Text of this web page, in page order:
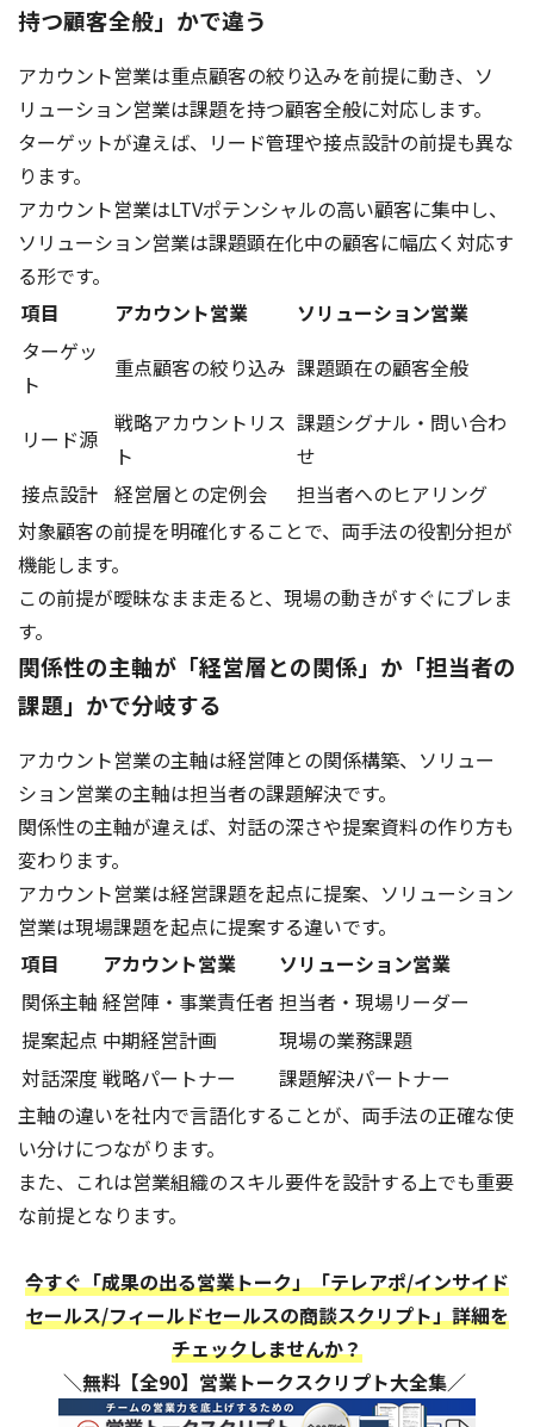
持つ顧客全般」かで違う
アカウント営業は重点顧客の絞り込みを前提に動き、ソ
リューション営業は課題を持つ顧客全般に対応します。
ターゲットが違えば、リード管理や接点設計の前提も異な
ります。
アカウント営業はLTVポテンシャルの高い顧客に集中し、
ソリューション営業は課題顕在化中の顧客に幅広く対応す
る形です。
項目
アカウント営業
ソリューション営業
ターゲッ
ト
重点顧客の絞り込み 課題顕在の顧客全般
リード源
戦略アカウントリス
ト
課題シグナル・問い合わ
せ
接点設計 経営層との定例会
担当者へのヒアリング
対象顧客の前提を明確化することで、両手法の役割分担が
機能します。
この前提が曖昧なまま走ると、現場の動きがすぐにブレま
す。
関係性の主軸が「経営層との関係」か「担当者の
課題」かで分岐する
アカウント営業の主軸は経営陣との関係構築、ソリュー
ション営業の主軸は担当者の課題解決です。
関係性の主軸が違えば、対話の深さや提案資料の作り方も
変わります。
アカウント営業は経営課題を起点に提案、ソリューション
営業は現場課題を起点に提案する違いです。
項目
アカウント営業
ソリューション営業
関係主軸 経営陣・事業責任者 担当者・現場リーダー
提案起点 中期経営計画
現場の業務課題
対話深度 戦略パートナー
課題解決パートナー
主軸の違いを社内で言語化することが、両手法の正確な使
い分けにつながります。
また、これは営業組織のスキル要件を設計する上でも重要
な前提となります。
今すぐ「成果の出る営業トーク」「テレアポ/インサイド
セールス/フィールドセールスの商談スクリプト」詳細を
チェックしませんか？
＼無料【全90】営業トークスクリプト大全集／